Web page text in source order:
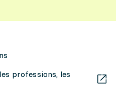
professions, les